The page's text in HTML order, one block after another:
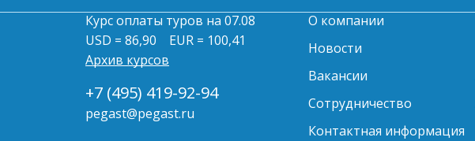
Курс оплаты туров на 07.08
USD = 86,90
EUR = 100,41
Архив курсов
+7 (495) 419-92-94
pegast@pegast.ru
О компании
Новости
Вакансии
Сотрудничество
Контактная информация